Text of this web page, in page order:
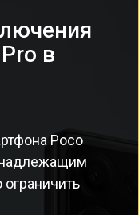
в
Poco
надлежащим